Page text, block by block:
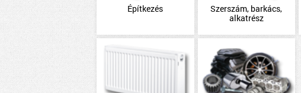
Építkezés
Szerszám, barkács,
alkatrész